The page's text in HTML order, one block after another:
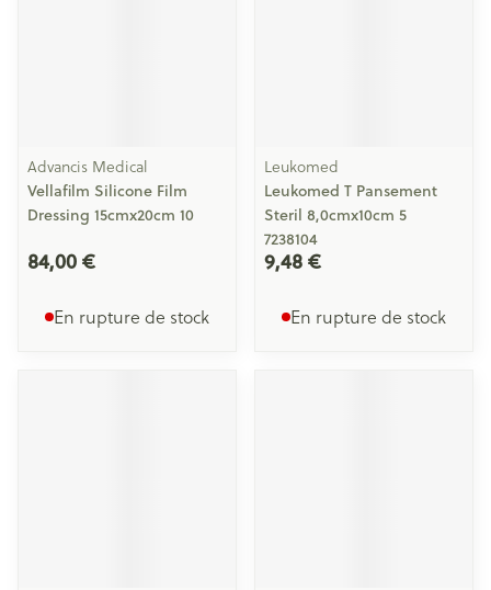
Advancis Medical
Vellafilm Silicone Film
Dressing 15cmx20cm 10
84,00 €
En rupture de stock
Leukomed
Leukomed T Pansement
Steril 8,0cmx10cm 5
7238104
9,48 €
En rupture de stock